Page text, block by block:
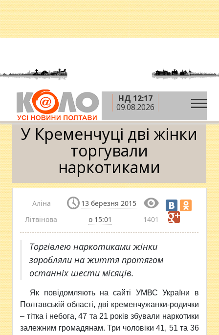
НД 12:17
09.08.2026
Головна » Новини » Кримінал »
У Кременчуці
дві жінки торгували наркотиками
У Кременчуці дві жінки
торгували
наркотиками
Аліна
Літвінова
13 березня 2015
о 15:01
1401
Торгівлею наркотиками жінки
заробляли на життя протягом
останніх шести місяців.
Як повідомляють на сайті УМВС України в
Полтавськійобласті, дві кременчужанки-родички
– тітка і небога, 47 та 21 років збували наркотики
залежним громадянам. Три чоловіки 41, 51 та 36